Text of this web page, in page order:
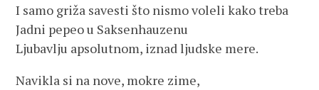
I samo griža savesti što nismo voleli kako treba
Jadni pepeo u Saksenhauzenu
Ljubavlju apsolutnom, iznad ljudske mere.
Navikla si na nove, mokre zime,